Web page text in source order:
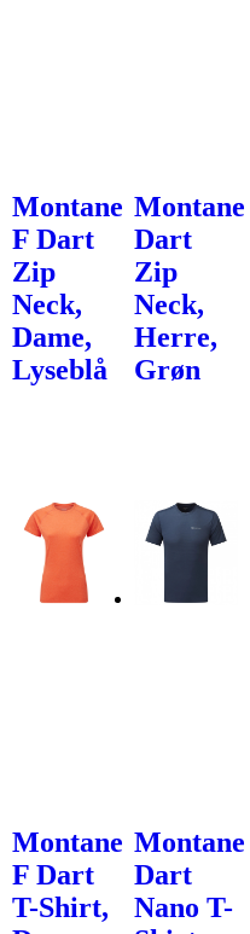
Montane
F Dart
Zip
Neck,
Dame,
Lyseblå
Montane
Dart
Zip
Neck,
Herre,
Grøn
Montane
F Dart
T-Shirt,
Montane
Dart
Nano T-